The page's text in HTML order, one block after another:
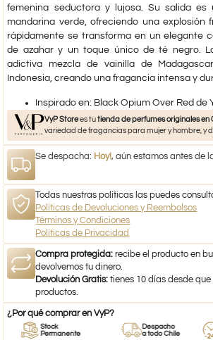
femenina seductora y lujosa. Su salida es
mandarina verde, ofreciendo una explosión
rápidamente se transforma en un elegante
de azahar y un toque único de té negro.
adictiva mezcla de vainilla de
Indonesia, creando una fragancia intensa y
​Inspirado en: Black Opium Over Red de
VyP Storees tutienda de perfumes originales en
variedad de fragancias para mujer y hombre, y
Se despacha: Hoy!, aún estamos antes de
Todas nuestras políticas las puedes
Políticas de Devoluciones y Reembolsos
Términos y Condiciones
Políticas de Privacidad
Compra protegida: recibe el producto en
devolvemos tu dinero.
Devolución Gratis: tienes 10 días desde que
productos.
¿Por qué comprar en VyP?
Stock
Permanente
Despacho
a todo Chile